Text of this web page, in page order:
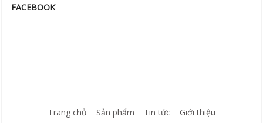
FACEBOOK
Trang chủ Sản phẩm Tin tức Giới thiệu